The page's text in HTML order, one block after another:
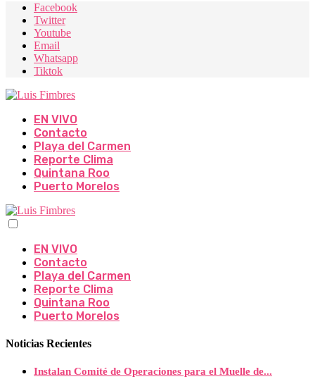
Facebook
Twitter
Youtube
Email
Whatsapp
Tiktok
EN VIVO
Contacto
Playa del Carmen
Reporte Clima
Quintana Roo
Puerto Morelos
EN VIVO
Contacto
Playa del Carmen
Reporte Clima
Quintana Roo
Puerto Morelos
Noticias Recientes
Instalan Comité de Operaciones para el Muelle de...